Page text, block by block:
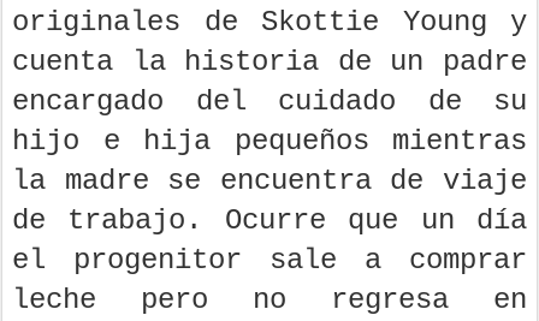
originales de Skottie Young y
cuenta la historia de un padre
encargado del cuidado de su
hijo e hija pequeños mientras
la madre se encuentra de viaje
de trabajo. Ocurre que un día
el progenitor sale a comprar
leche pero no regresa en